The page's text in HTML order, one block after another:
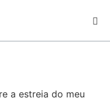
a estreia do meu